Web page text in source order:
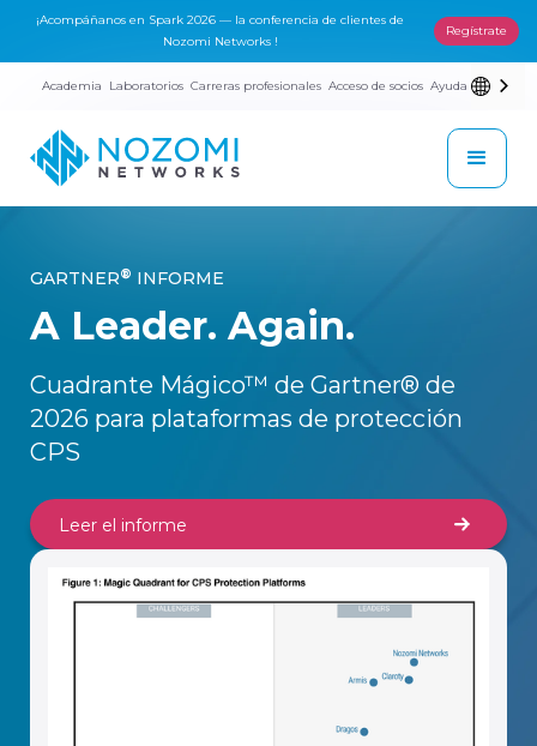
¡Acompáñanos en Spark 2026 — la conferencia de clientes de
Nozomi Networks !
Regístrate
Academia Laboratorios Carreras profesionales Acceso de socios Ayuda
GARTNER® INFORME
A Leader. Again.
Cuadrante Mágico™ de Gartner® de
2026 para plataformas de protección
CPS
Leer el informe